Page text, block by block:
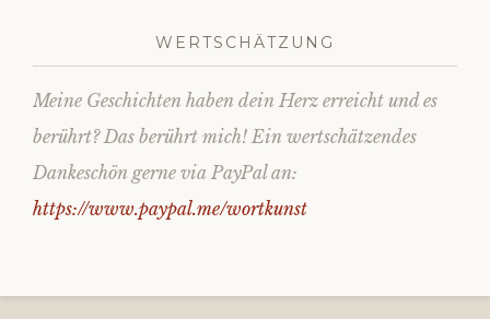
WERTSCHÄTZUNG
Meine Geschichten haben dein Herz erreicht und es
berührt? Das berührt mich! Ein wertschätzendes
Dankeschön gerne via PayPal an:
https://www.paypal.me/wortkunst